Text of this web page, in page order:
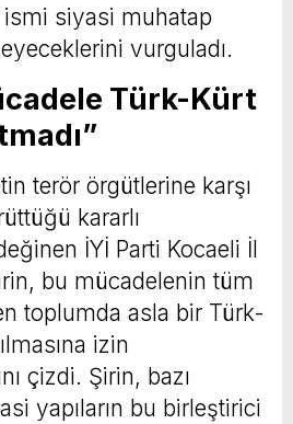
siyasi muhatap
vurguladı.
Türk-Kürt
terör örgütlerine karşı
kararlı
İYİ Parti Kocaeli İl
bu mücadelenin tüm
toplumda asla bir Türk-
izin
çizdi. Şirin, bazı
yapıların bu birleştirici